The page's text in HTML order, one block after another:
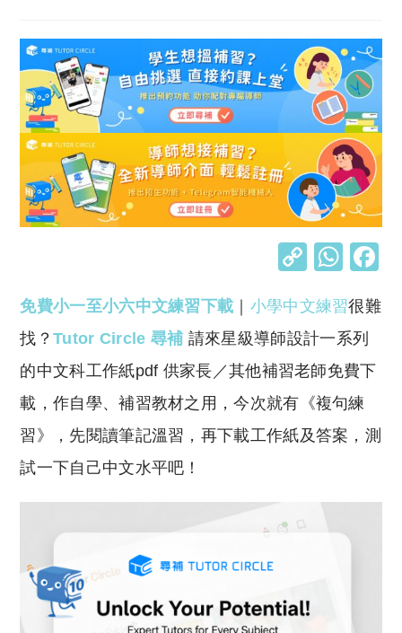
C
p
y
Li
n
k
W
at
s
A
p
p
免費小一至小六中文練習下載 ｜ 小學中文練習很難
找？Tutor Circle 尋補 請來星級導師設計一系列
的中文科工作紙pdf 供家長／其他補習老師免費下
載，作自學、補習教材之用，今次就有《複句練
習》，先閱讀筆記溫習，再下載工作紙及答案，測
試一下自己中文水平吧！